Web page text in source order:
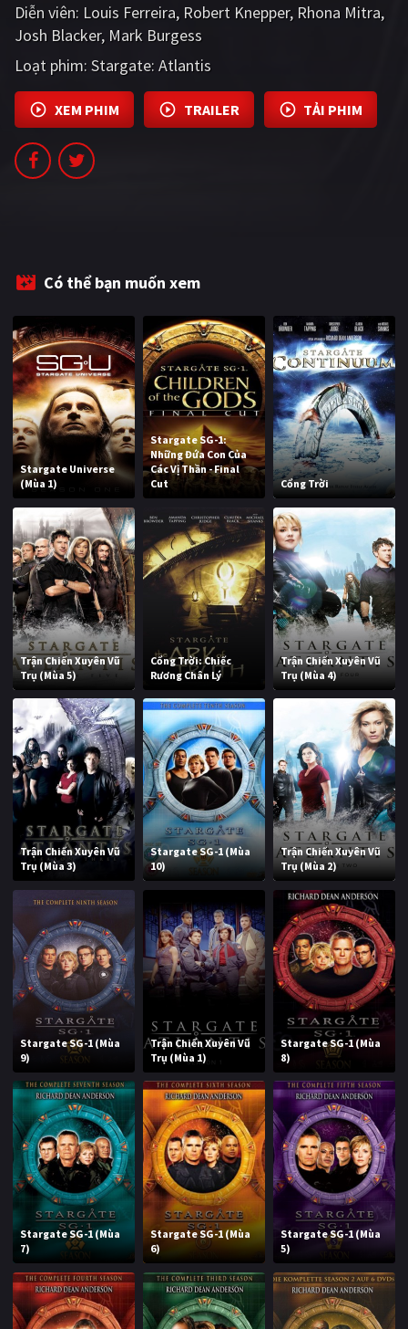
Diễn viên: Louis Ferreira Robert Knepper Rhona Mitra
Josh Blacker Mark Burgess
Loạt phim: Stargate: Atlantis
XEM PHIM TRAILER TẢI PHIM
Có thể bạn muốn xem
Stargate Universe
(Mùa 1)
Stargate SG-1:
Những Đứa Con Của
Các Vị Thần - Final
Cut
Cổng Trời
Trận Chiến Xuyên Vũ
Trụ (Mùa 5)
Cổng Trời: Chiếc
Rương Chân Lý
Trận Chiến Xuyên Vũ
Trụ (Mùa 4)
Trận Chiến Xuyên Vũ
Trụ (Mùa 3)
Stargate SG-1 (Mùa
10)
Trận Chiến Xuyên Vũ
Trụ (Mùa 2)
Stargate SG-1 (Mùa
9)
Trận Chiến Xuyên Vũ
Trụ (Mùa 1)
Stargate SG-1 (Mùa
8)
Stargate SG-1 (Mùa
7)
Stargate SG-1 (Mùa
6)
Stargate SG-1 (Mùa
5)